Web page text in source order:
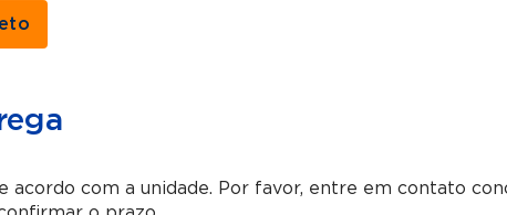
acordo com a unidade. Por favor, entre em contato